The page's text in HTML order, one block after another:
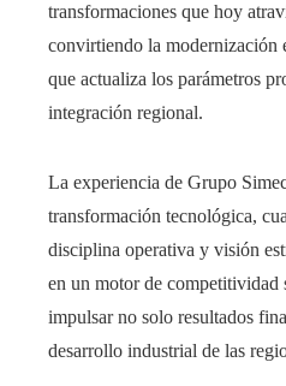
transformaciones que hoy
convirtiendo la modernización
que actualiza los parámetros
integración regional.
La experiencia de Grupo
transformación tecnológica,
disciplina operativa y visión
en un motor de competitividad
impulsar no solo resultados
desarrollo industrial de las